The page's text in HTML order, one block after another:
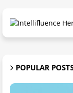
POPULAR